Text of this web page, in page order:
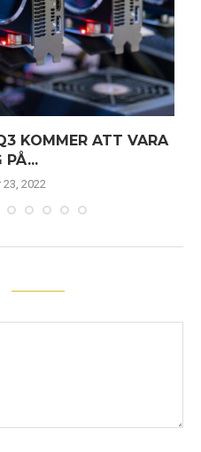
KOMMER ATT VARA
PÅ...
2022